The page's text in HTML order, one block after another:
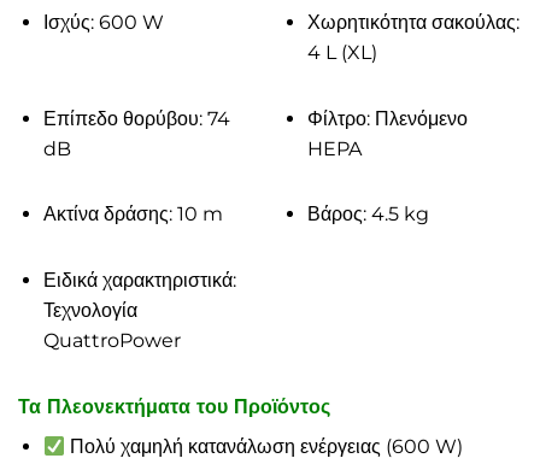
Ισχύς: 600 W
Χωρητικότητα σακούλας:
4 L (XL)
Επίπεδο θορύβου: 74
dB
Φίλτρο: Πλενόμενο
HEPA
Ακτίνα δράσης: 10 m Βάρος: 4.5 kg
Ειδικά χαρακτηριστικά:
Τεχνολογία
QuattroPower
Τα Πλεονεκτήματα του Προϊόντος
Πολύ χαμηλή κατανάλωση ενέργειας (600 W)